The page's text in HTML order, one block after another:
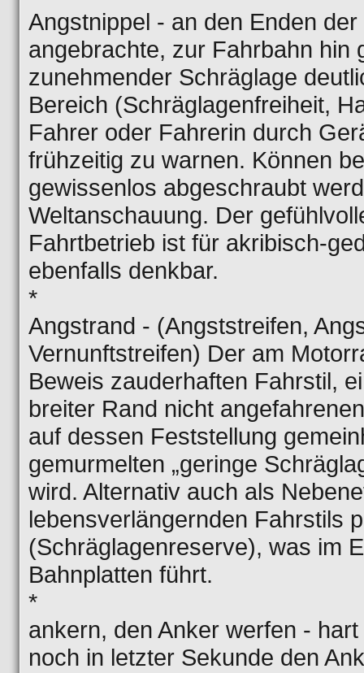
Angstnippel - an den Enden
angebrachte, zur Fahrbahn hin
zunehmender Schräglage
Bereich (Schräglagenfreiheit,
Fahrer oder Fahrerin durch
frühzeitig zu warnen. Können
gewissenlos abgeschraubt
Weltanschauung. Der
Fahrtbetrieb ist für akribisch-
ebenfalls denkbar.
*
Angstrand - (Angststreifen,
Vernunftstreifen) Der am
Beweis zauderhaften Fahrstil,
breiter Rand nicht
auf dessen Feststellung
gemurmelten „geringe
wird. Alternativ auch als
lebensverlängernden Fahrstils
(Schräglagenreserve), was im
Bahnplatten führt.
*
ankern, den Anker werfen -
noch in letzter Sekunde den